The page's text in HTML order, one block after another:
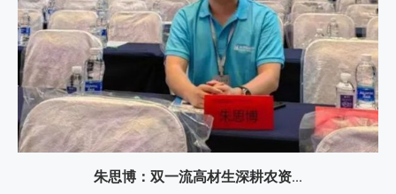
朱思博：双一流高材生深耕农资...